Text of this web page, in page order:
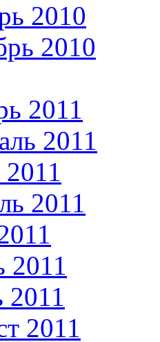
2010
2010
2011
2011
2011
2011